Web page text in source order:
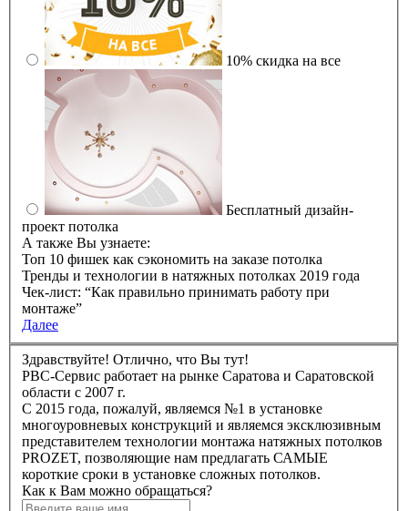
10% скидка на все
Бесплатный дизайн-
проект потолка
А также Вы узнаете:
Топ 10 фишек как сэкономить на заказе потолка
Тренды и технологии в натяжных потолках 2019 года
Чек-лист: “Как правильно принимать работу при
монтаже”
Далее
Здравствуйте! Отлично, что Вы тут!
РBC-Сервис работает на рынке Саратова и Саратовской
области с 2007 г.
C 2015 года, пожалуй, являемся №1 в установке
многоуровневых конструкций и являемся эксклюзивным
представителем технологии монтажа натяжных потолков
PROZET, позволяющие нам предлагать САМЫЕ
короткие сроки в установке сложных потолков.
Как к Вам можно обращаться?